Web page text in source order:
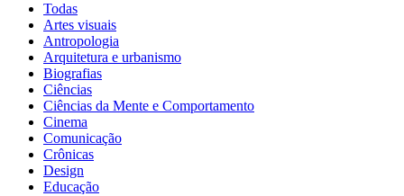
Todas
Artes visuais
Antropologia
Arquitetura e urbanismo
Biografias
Ciências
Ciências da Mente e Comportamento
Cinema
Comunicação
Crônicas
Design
Educação